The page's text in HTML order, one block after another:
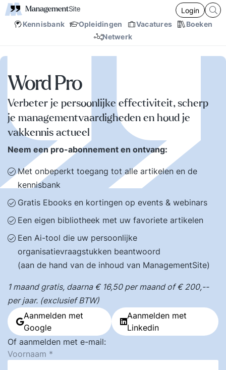
Kennisbank Opleidingen Vacatures
Boeken
Netwerk
Login
Word Pro
Verbeter je persoonlijke effectiviteit, scherp
je managementvaardigheden en houd je
vakkennis actueel
Neem een pro-abonnement en ontvang:
Met onbeperkt toegang tot alle artikelen en de
kennisbank
Gratis Ebooks en kortingen op events & webinars
Een eigen bibliotheek met uw favoriete artikelen
Een Ai-tool die uw persoonlijke
organisatievraagstukken beantwoord
(aan de hand van de inhoud van ManagementSite)
1 maand gratis, daarna € 16,50 per maand of € 200,--
per jaar. (exclusief BTW)
Aanmelden met
Google
Aanmelden met
Linkedin
Of aanmelden met e-mail:
Voornaam